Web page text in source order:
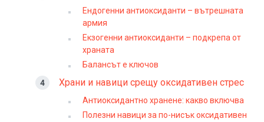
Ендогенни антиоксиданти – вътрешната
армия
Екзогенни антиоксиданти – подкрепа от
храната
Балансът е ключов
Храни и навици срещу оксидативен стрес
Антиоксидантно хранене: какво включва
Полезни навици за по-нисък оксидативен